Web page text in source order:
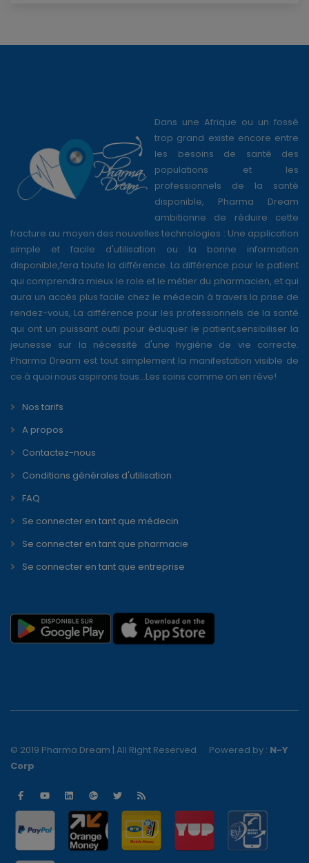
Dans une Afrique ou un fossé
trop grand existe encore entre
les besoins de santé des
populations et les
professionnels de la santé
disponible, Pharma Dream
ambitionne de réduire cette
fracture au moyen des nouvelles technologies : Une application
simple et facile d'utilisation ou la bonne information
disponible,fera toute la différence. La différence pour le patient
qui comprendra mieux le role et le métier du pharmacien, et qui
aura un accès plus facile chez le médecin à travers la prise de
rendez-vous, La différence pour les professionnels de la santé
qui ont un puissant outil pour éduquer le patient,sensibiliser la
jeunesse sur la nécessité d'une hygiène de vie correcte.
Pharma Dream est tout simplement la manifestation visible de
ce à quoi nous aspirons tous...Les soins comme on en rêve!
Nos tarifs
A propos
Contactez-nous
Conditions générales d'utilisation
FAQ
Se connecter en tant que médecin
Se connecter en tant que pharmacie
Se connecter en tant que entreprise
© 2019 Pharma Dream | All Right Reserved Powered by : N-Y
Corp